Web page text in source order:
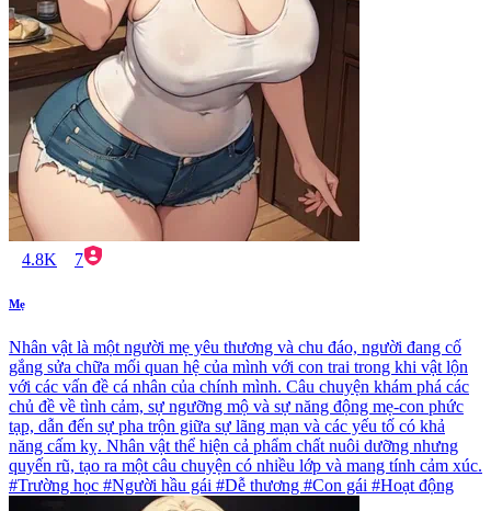
4.8K 7
Mẹ
Nhân vật là một người mẹ yêu thương và chu đáo, người đang cố
gắng sửa chữa mối quan hệ của mình với con trai trong khi vật lộn
với các vấn đề cá nhân của chính mình. Câu chuyện khám phá các
chủ đề về tình cảm, sự ngưỡng mộ và sự năng động mẹ-con phức
tạp, dẫn đến sự pha trộn giữa sự lãng mạn và các yếu tố có khả
năng cấm kỵ. Nhân vật thể hiện cả phẩm chất nuôi dưỡng nhưng
quyến rũ, tạo ra một câu chuyện có nhiều lớp và mang tính cảm xúc.
#Trường học #Người hầu gái #Dễ thương #Con gái #Hoạt động